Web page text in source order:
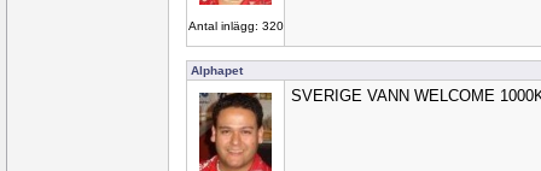
Antal inlägg: 320
Alphapet
SVERIGE VANN WELCOME